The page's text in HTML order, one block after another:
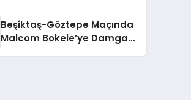
Beşiktaş-Göztepe Maçında
Malcom Bokele’ye Damga